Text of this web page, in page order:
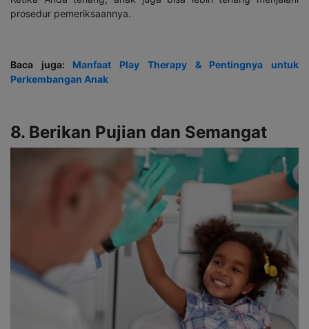
prosedur pemeriksaannya.
Baca juga: Manfaat Play Therapy & Pentingnya untuk
Perkembangan Anak
8. Berikan Pujian dan Semangat